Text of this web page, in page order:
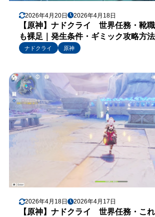
2026年4月20日 2026年4月18日
【原神】ナドクライ 世界任務・靴
も裸足｜発生条件・ギミック攻略方法
ナドクライ
原神
2026年4月18日 2026年4月17日
【原神】ナドクライ 世界任務・こ